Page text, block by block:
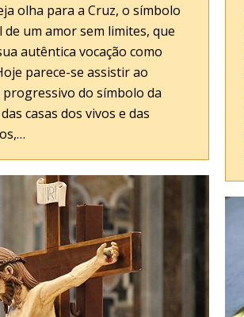
olha para a Cruz, o símbolo
um amor sem limites, que
autêntica vocação como
parece-se assistir ao
do símbolo da
casas dos vivos e das